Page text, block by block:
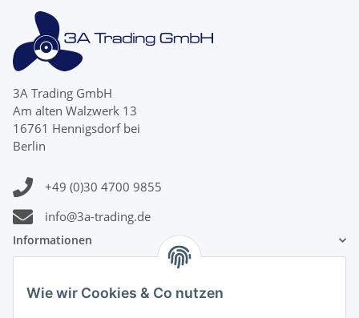
Wie wir Cookies & Co nutzen
3A Trading GmbH
Am alten Walzwerk 13
16761 Hennigsdorf bei
Berlin
+49 (0)30 4700 9855
info@3a-trading.de
Informationen
Gesetzliche Informationen